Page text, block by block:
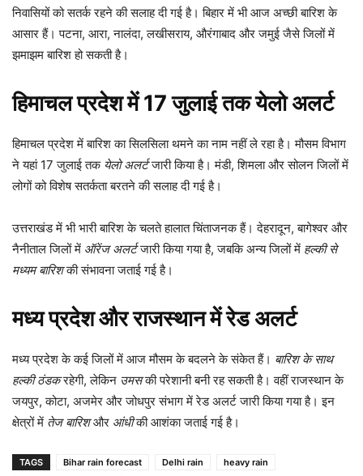
निवासियों को सतर्क रहने की सलाह दी गई है। बिहार में भी आज अच्छी बारिश के
आसार हैं। पटना, आरा, नालंदा, लखीसराय, औरंगाबाद और जमुई जैसे जिलों में
झमाझम बारिश हो सकती है।
हिमाचल प्रदेश में 17 जुलाई तक येलो अलर्ट
हिमाचल प्रदेश में बारिश का सिलसिला थमने का नाम नहीं ले रहा है। मौसम विभाग
ने यहां 17 जुलाई तक येलो अलर्टजारी किया है। मंडी, शिमला और सोलन जिलों में
लोगों को विशेष सतर्कता बरतने की सलाह दी गई है।
उत्तराखंड में भी भारी बारिश के चलते हालात चिंताजनक हैं। देहरादून, बागेश्वर और
नैनीताल जिलों में ऑरेंज अलर्टजारी किया गया है, जबकि अन्य जिलों में हल्की से
मध्यम बारिशकी संभावना जताई गई है।
मध्य प्रदेश और राजस्थान में रेड अलर्ट
मध्य प्रदेश के कई जिलों में आज मौसम के बदलने के संकेत हैं। बारिश के साथ
हल्की ठंडकरहेगी, लेकिन उमसकी परेशानी बनी रह सकती है। वहीं राजस्थान के
जयपुर, कोटा, अजमेर और जोधपुर संभाग में रेड अलर्ट जारी किया गया है। इन
क्षेत्रों में तेज बारिशऔर आंधीकी आशंका जताई गई है।
TAGS Bihar rain forecast Delhi rain
heavy rain